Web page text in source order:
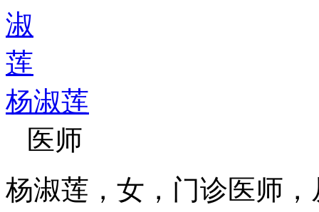
杨淑莲
医师
杨淑莲，女，门诊医师